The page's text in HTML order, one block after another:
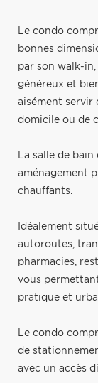
Le condo
bonnes
par son walk-
généreux et
aisément servir
domicile ou de
La salle de
aménagement
chauffants.
Idéalement
autoroutes,
pharmacies,
vous
pratique et
Le condo
de
avec un accès